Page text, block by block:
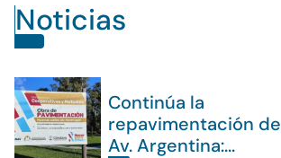
Noticias
Continúa la
repavimentación de
Av. Argentina:...